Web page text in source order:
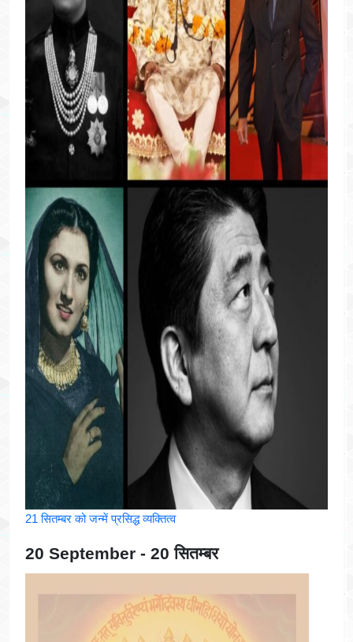
21 सितम्बर को जन्में प्रसिद्ध व्यक्तित्व
20 September - 20 सितम्बर